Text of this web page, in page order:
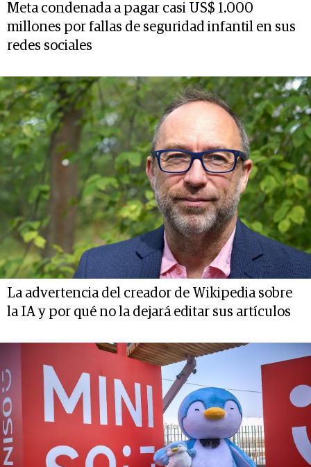
Meta condenada a pagar casi US$ 1.000
millones por fallas de seguridad infantil en sus
redes sociales
La advertencia del creador de Wikipedia sobre
la IA y por qué no la dejará editar sus artículos